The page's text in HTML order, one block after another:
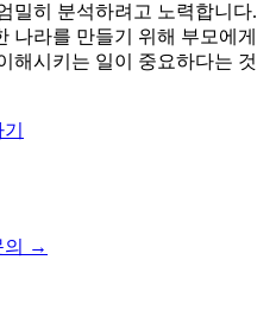
밀히 분석하려고 노력합니다.
나라를 만들기 위해 부모에게
해시키는 일이 중요하다는 것
→